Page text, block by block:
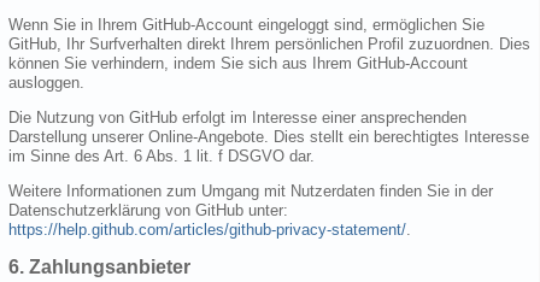
Wenn Sie in Ihrem GitHub-Account eingeloggt sind, ermöglichen Sie
GitHub, Ihr Surfverhalten direkt Ihrem persönlichen Profil zuzuordnen. Dies
können Sie verhindern, indem Sie sich aus Ihrem GitHub-Account
ausloggen.
Die Nutzung von GitHub erfolgt im Interesse einer ansprechenden
Darstellung unserer Online-Angebote. Dies stellt ein berechtigtes Interesse
im Sinne des Art. 6 Abs. 1 lit. f DSGVO dar.
Weitere Informationen zum Umgang mit Nutzerdaten finden Sie in der
Datenschutzerklärung von GitHub unter:
https://help.github.com/articles/github-privacy-statement/
6. Zahlungsanbieter